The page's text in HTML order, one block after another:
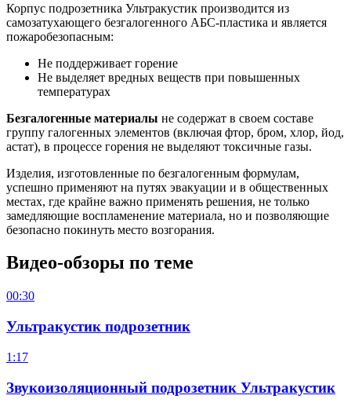
Корпус подрозетника Ультракустик производится из
самозатухающего безгалогенного АБС-пластика и является
пожаробезопасным:
Не поддерживает горение
Не выделяет вредных веществ при повышенных
температурах
Безгалогенные материалы не содержат в своем составе
группу галогенных элементов (включая фтор, бром, хлор, йод,
астат), в процессе горения не выделяют токсичные газы.
Изделия, изготовленные по безгалогенным формулам,
успешно применяют на путях эвакуации и в общественных
местах, где крайне важно применять решения, не только
замедляющие воспламенение материала, но и позволяющие
безопасно покинуть место возгорания.
Видео-обзоры по теме
00:30
Ультракустик подрозетник
1:17
Звукоизоляционный подрозетник Ультракустик